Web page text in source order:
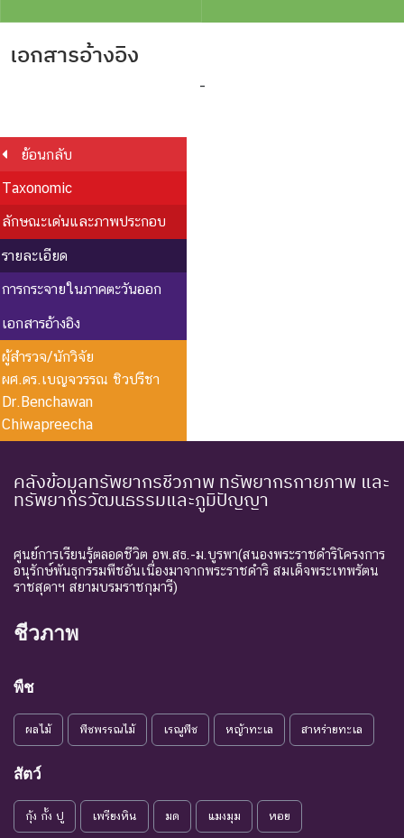
เอกสารอ้างอิง
-
ย้อนกลับ
Taxonomic
ลักษณะเด่นและภาพประกอบ
รายละเอียด
การกระจายในภาคตะวันออก
เอกสารอ้างอิง
ผู้สำรวจ/นักวิจัย
ผศ.ดร.เบญจวรรณ ชิวปรีชา
Dr.Benchawan
Chiwapreecha
คลังข้อมูลทรัพยากรชีวภาพ ทรัพยากรกายภาพ และ
ทรัพยากรวัฒนธรรมและภูมิปัญญา
ศูนย์การเรียนรู้ตลอดชีวิต อพ.สธ.-ม.บูรพา(สนองพระราชดำริโครงการ
อนุรักษ์พันธุกรรมพืชอันเนื่องมาจากพระราชดำริ สมเด็จพระเทพรัตน
ราชสุดาฯ สยามบรมราชกุมารี)
ชีวภาพ
พืช
ผลไม้ พืชพรรณไม้ เรณูพืช หญ้าทะเล สาหร่ายทะเล
สัตว์
กุ้ง กั้ง ปู เพรียงหิน มด แมงมุม หอย